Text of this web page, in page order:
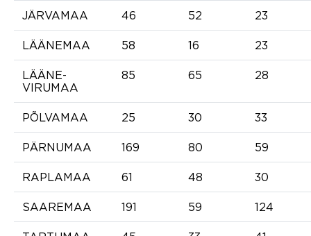
JÄRVAMAA 46 52 23
LÄÄNEMAA 58 16 23
LÄÄNE-
VIRUMAA
85 65 28
PÕLVAMAA 25 30 33
PÄRNUMAA 169 80 59
RAPLAMAA 61 48 30
SAAREMAA 191 59 124